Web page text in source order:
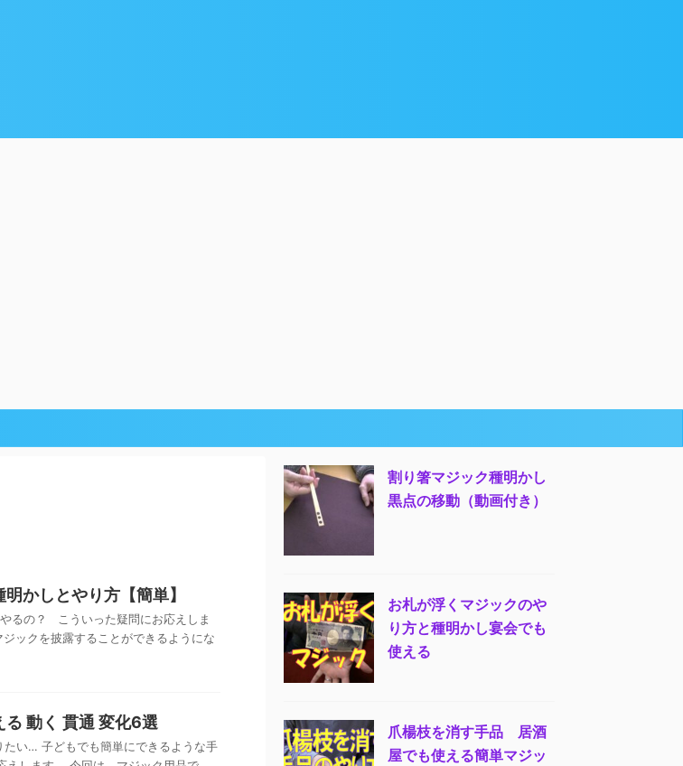
かしとやり方【簡単】
るの？ こういった疑問にお応えしま
ックを披露することができるようにな
る 動く 貫通 変化6選
い… 子どもでも簡単にできるような手
割り箸マジック種明かし
黒点の移動（動画付き）
お札が浮くマジックのや
り方と種明かし宴会でも
使える
爪楊枝を消す手品 居酒
屋でも使える簡単マジッ